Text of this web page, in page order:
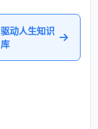
驱动人生知识
库